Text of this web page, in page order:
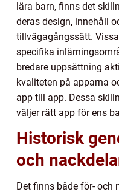
lära barn, finns det
deras design, innehåll
tillvägagångssätt.
specifika
bredare uppsättning
kvaliteten på apparna
app till app. Dessa
väljer rätt app för ens
Historisk
och
Det finns både för- och